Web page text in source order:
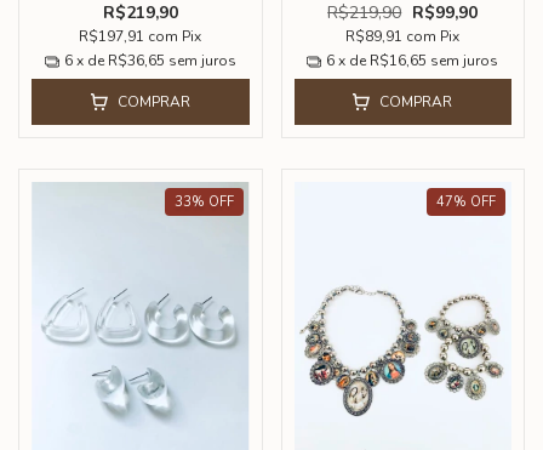
R$219,90
R$197,91 com Pix
6 x de R$36,65 sem juros
COMPRAR
R$219,90 R$99,90
R$89,91 com Pix
6 x de R$16,65 sem juros
COMPRAR
33% OFF 47% OFF